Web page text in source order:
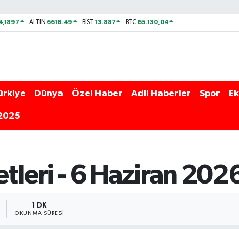
ALTIN 6618.49 BİST13.887 BTC 65.130,04
Dünya Özel Haber Adli Haberler Spor
- 6 Haziran
1 DK
OKUNMA SÜRESI